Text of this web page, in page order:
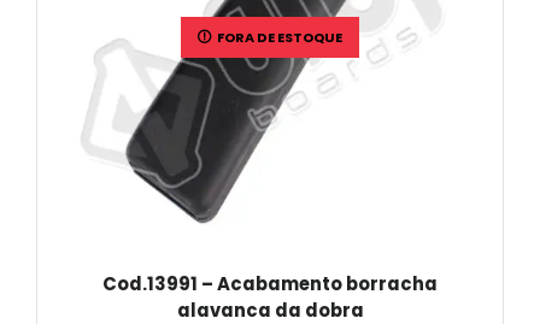
FORA DE ESTOQUE
Cod.13991 – Acabamento borracha
alavanca da dobra